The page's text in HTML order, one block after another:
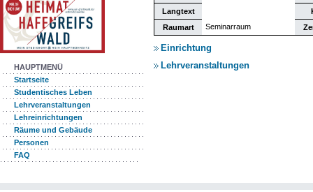
HAUPTMENÜ
Startseite
Studentisches Leben
Lehrveranstaltungen
Lehreinrichtungen
Räume und Gebäude
Personen
FAQ
Langtext
Raumart
Seminarraum
Einrichtung
Lehrveranstaltungen